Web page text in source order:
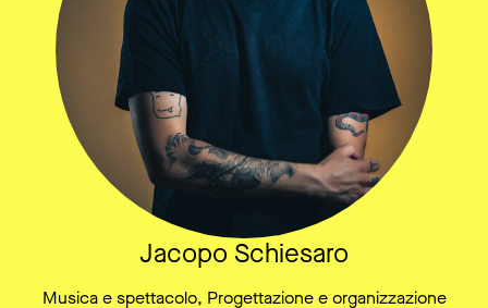
Jacopo Schiesaro
Musica e spettacolo, Progettazione e organizzazione